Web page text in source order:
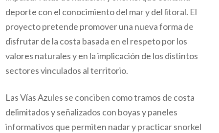
deporte con el conocimiento del mar y del litoral. El
proyecto pretende promover una nueva forma de
disfrutar de la costa basada en el respeto por los
valores naturales y en la implicación de los distintos
sectores vinculados al territorio.
Las Vías Azules se conciben como tramos de costa
delimitados y señalizados con boyas y paneles
informativos que permiten nadar y practicar snorkel